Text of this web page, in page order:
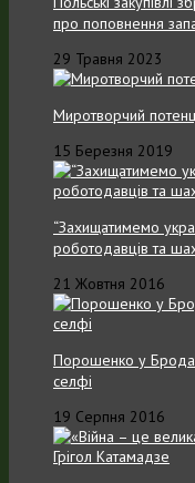
про поповнення
29 Травня 2023
Миротворчий
15 Березня 2019
“Захищатимемо
роботодавців та
21 Жовтня 2016
Порошенко у
селфі
19 Серпня 2016